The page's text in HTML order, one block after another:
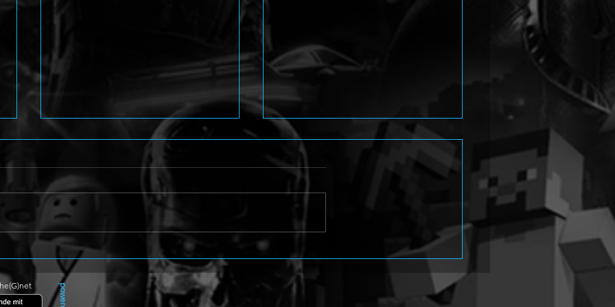
Angelic: Dark Symphony mit
düsterem Teaser angekündigt
Beaten Path erscheint 2027
für Konsolen und PC